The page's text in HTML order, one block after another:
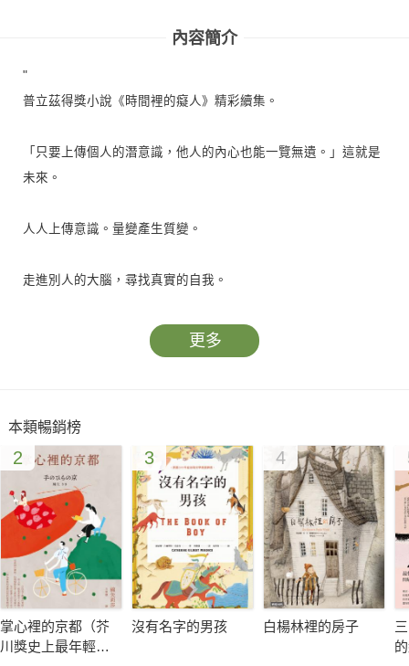
內容簡介
"
普立茲得獎小說《時間裡的癡人》精彩續集。
「只要上傳個人的潛意識，他人的內心也能一覽無遺。」這就是
未來。
人人上傳意識。量變產生質變。
走進別人的大腦，尋找真實的自我。
流量使人上癮，製造虛假幻覺。我是誰？我曾經是誰？
人們預感會受騙為何仍無可自拔？「糖果屋」代表一種更潛意識
的誘惑。
你願意與人共享私密回憶嗎？社群媒體上的你真的是你嗎？
當人人上傳記憶，意謂著人類的一切回憶和意識都將失去神祕。
作家寺尾哲也 專文推薦
更多
本類暢銷榜
2
掌心裡的京都（芥
川獎史上最年輕得
3
沒有名字的男孩
4
白楊林裡的房子